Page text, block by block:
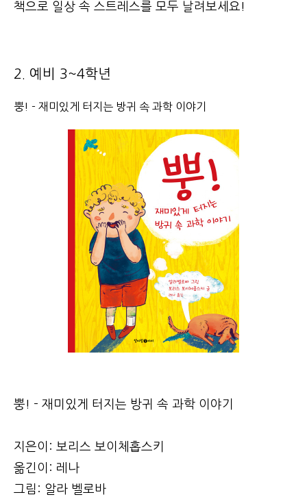
책으로 일상 속 스트레스를 모두 날려보세요!
2. 예비 3~4학년
뿡! - 재미있게 터지는 방귀 속 과학 이야기
뿡! - 재미있게 터지는 방귀 속 과학 이야기
지은이: 보리스 보이체홉스키
옮긴이: 레나
그림: 알라 벨로바